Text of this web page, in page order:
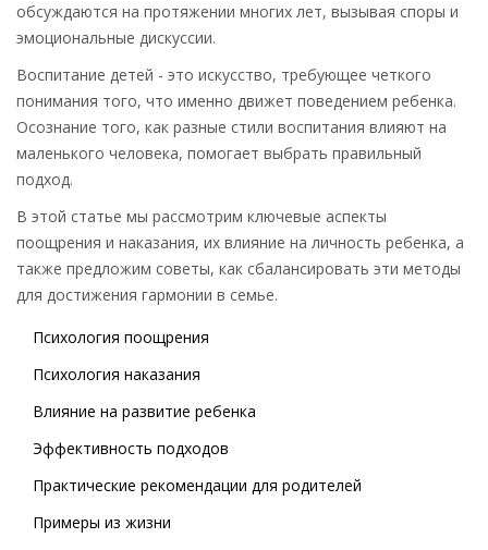
обсуждаются на протяжении многих лет, вызывая споры и
эмоциональные дискуссии.
Воспитание детей - это искусство, требующее четкого
понимания того, что именно движет поведением ребенка.
Осознание того, как разные стили воспитания влияют на
маленького человека, помогает выбрать правильный
подход.
В этой статье мы рассмотрим ключевые аспекты
поощрения и наказания, их влияние на личность ребенка, а
также предложим советы, как сбалансировать эти методы
для достижения гармонии в семье.
Психология поощрения
Психология наказания
Влияние на развитие ребенка
Эффективность подходов
Практические рекомендации для родителей
Примеры из жизни